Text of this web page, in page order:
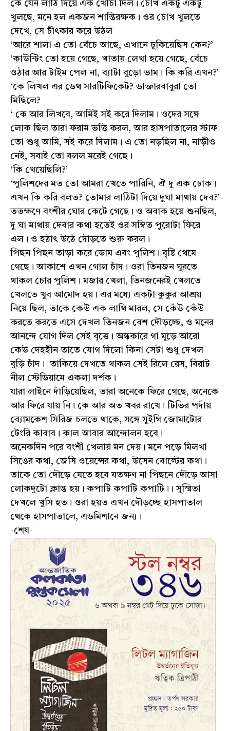
কে যেন লাঠি দিয়ে এক খোঁচা দিল। চোখ একটু একটু
খুলছে, মনে হল একজন শান্তিরক্ষক। ওর চোখ খুলতে
দেখে, সে চীৎকার করে উঠল
‘আরে শালা এ তো বেঁচে আছে, এখানে ঢুকিয়েছিস কেন?’
‘কাউন্টিং তো হয়ে গেছে, খাতায় লেখা হয়ে গেছে, বেঁচে
ওঠার আর টাইম পেল না, ব্যাটা বুড়ো ভাম। কি করি এখন?’
‘কে লিখল এর ডেথ সারটিফিকেট? ডাক্তারবাবুরা তো
মিছিলে?
‘ কে আর লিখবে, আমিই সই করে দিলাম। ওদের সঙ্গে
লোক ছিল তারা ফরাম ভত্তি করল, আর হাসপাতালের স্টাফ
তো শুধু আমি, সই করে দিলাম। এ তো নড়ছিল না, নাড়ীও
নেই, সবাই তো বলল মরেই গেছে।
‘কি খেয়েছিলি?’
‘পুলিশদের মত তো আমরা খেতে পারিনি, ঐ দু এক ঢোক।
এখন কি করি বলত? তোমার লাঠিটা দিয়ে দুঘা মাথায় দেব?’
ততক্ষণে বংশীর ঘোর কেটে গেছে। ও অবাক হয়ে শুনছিল,
দু ঘা মাথায় দেবার কথা হতেই ওর সম্বিত পুরোটা ফিরে
এল। ও হঠাৎ উঠে দৌড়তে শুরু করল।
পিছন পিছন তাড়া করে ডোম এবং পুলিশ। বৃষ্টি থেমে
গেছে। আকাশে এখন গোল চাঁদ। ওরা তিনজন ঘুরতে
থাকল চোর পুলিশ। মজার খেলা, তিনজনেরই খেলতে
খেলতে খুব আমোদ হয়। এর মধ্যে একটা কুকুর আশ্রয়
নিয়ে ছিল, তাকে কেউ এক লাথি মারল, সে কেঁউ কেঁউ
করতে করতে এসে দেখল তিনজন বেশ দৌড়চ্ছে, ও মনের
আনন্দে যোগ দিল সেই বৃত্তে। অন্ধকারে গা মুড়ে আরো
কেউ দেহহীন তাতে যোগ দিলো কিনা সেটা শুধু দেখল
বুড়ি চাঁদ। তাকিয়ে দেখতে থাকল সেই রিলে রেস, বিরাট
নীল স্টেডিয়ামে একলা দর্শক।
যারা লাইনে দাঁড়িয়েছিল, তারা অনেকে ফিরে গেছে, অনেকে
আর ফিরে যায় নি। কে আর অত খবর রাখে। টিভির পর্দায়
ব্যোমকেশ সিরিজ চলতে থাকে, সঙ্গে সুইগি জোমাটোর
টেংরি কাবাব। কাল আবার আন্দোলন হবে।
অনেকদিন পরে বংশী খেলায় মন দেয়। মনে পড়ে মিলখা
সিঙের কথা, জেসি ওয়েন্সের কথা, উসেন বোল্টের কথা।
তাকে তো দৌড়ে যেতে হবে যতক্ষণ না পিছনে দৌড়ে আসা
লোকদুটো ক্লান্ত হয়। কপাটি কপাটি কপাটি।। সুস্মিতা
দেখলে খুসি হত। ওরা হয়ত এখন দৌড়চ্ছে হাসপাতাল
থেকে হাসপাতালে, এডমিশানে জন্য।
-শেষ-